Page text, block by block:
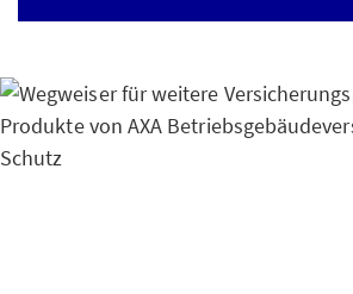
Produkte von AXA
Schutz